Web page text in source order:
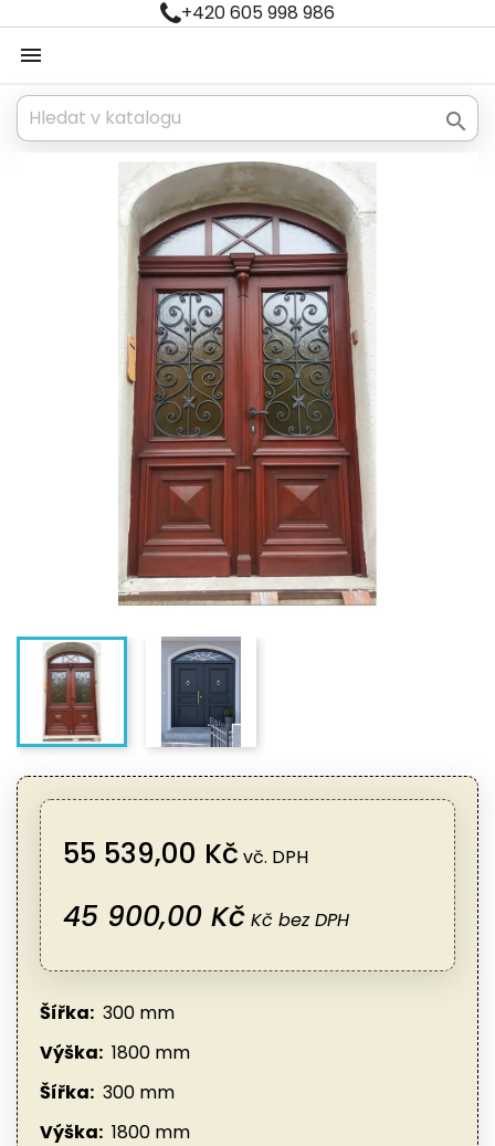
+420 605 998 986


55 539,00 Kč vč. DPH
45 900,00 Kč Kč bez DPH
Šířka: 300 mm
Výška: 1800 mm
Šířka: 300 mm
Výška: 1800 mm